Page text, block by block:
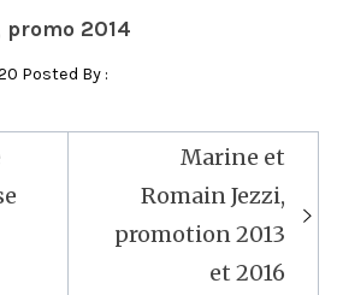
2014
Posted By :
Marine et
Romain Jezzi,
promotion 2013
et 2016